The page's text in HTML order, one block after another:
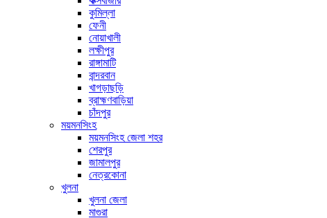
কুমিল্লা
ফেনী
নোয়াখালী
লক্ষীপুর
রাঙ্গামাটি
বান্দরবান
খাগড়াছড়ি
ব্রাহ্মণবাড়িয়া
চাঁদপুর
ময়মনসিংহ
ময়মনসিংহ জেলা শহর
শেরপুর
জামালপুর
নেত্রকোনা
খুলনা
খুলনা জেলা
মাগুরা